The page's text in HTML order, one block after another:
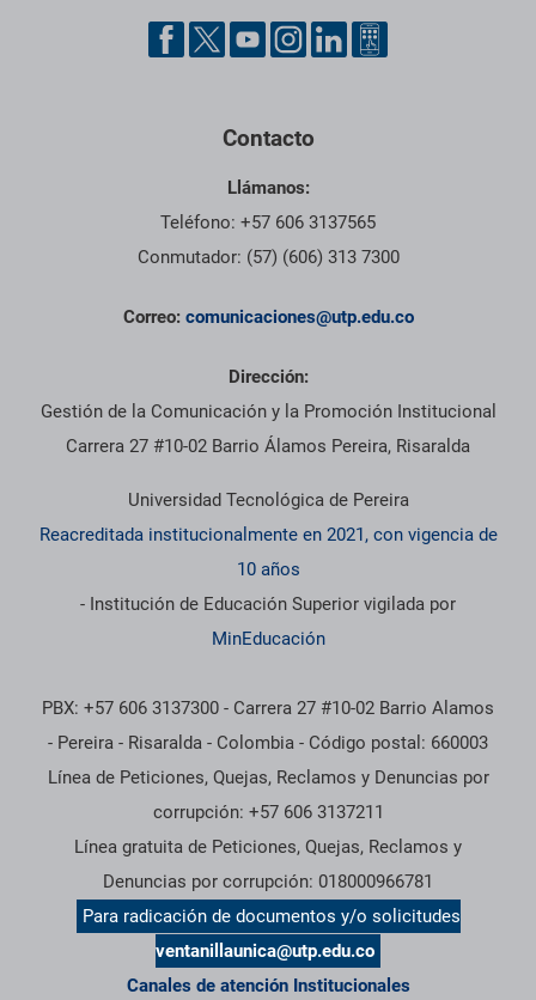
Contacto
Llámanos:
Teléfono: +57 606 3137565
Conmutador: (57) (606) 313 7300
Correo: comunicaciones@utp.edu.co
Dirección:
Gestión de la Comunicación y la Promoción Institucional
Carrera 27 #10-02 Barrio Álamos Pereira, Risaralda
Universidad Tecnológica de Pereira
Reacreditada institucionalmente en 2021, con vigencia de
10 años
- Institución de Educación Superior vigilada por
MinEducación
PBX: +57 606 3137300 - Carrera 27 #10-02 Barrio Alamos
- Pereira - Risaralda - Colombia - Código postal: 660003
Línea de Peticiones, Quejas, Reclamos y Denuncias por
corrupción: +57 606 3137211
Línea gratuita de Peticiones, Quejas, Reclamos y
Denuncias por corrupción: 018000966781
Para radicación de documentos y/o solicitudes
ventanillaunica@utp.edu.co
Canales de atención Institucionales